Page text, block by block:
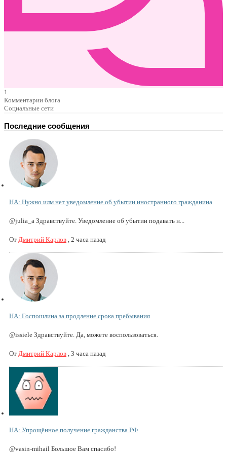
1
Комментарии блога
Социальные сети
Последние сообщения
НА: Нужно илм нет уведомление об убытии иностранного гражданина
@julia_a Здравствуйте. Уведомление об убытии подавать н...
От Дмитрий Карлов 2 часа назад
НА: Госпошлина за продление срока пребывания
@issiele Здравствуйте. Да, можете воспользоваться.
От Дмитрий Карлов 3 часа назад
НА: Упрощённое получение гражданства РФ
@vasin-mihail Большое Вам спасибо!